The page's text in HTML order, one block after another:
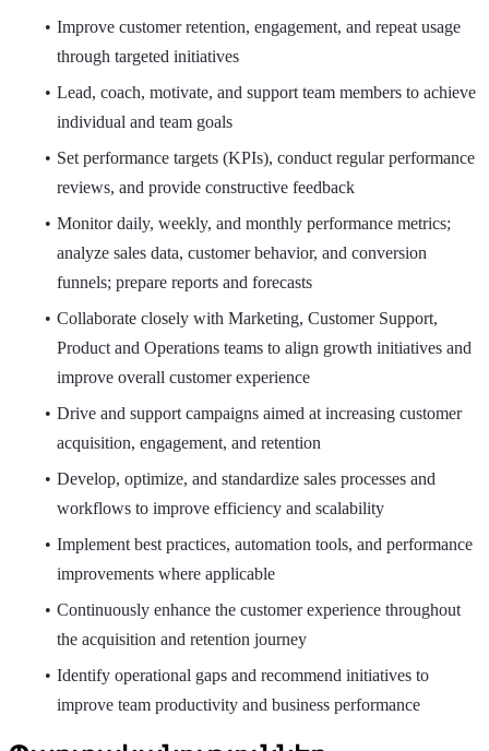
Improve customer retention, engagement, and repeat usage
through targeted initiatives
Lead, coach, motivate, and support team members to achieve
individual and team goals
Set performance targets (KPIs), conduct regular performance
reviews, and provide constructive feedback
Monitor daily, weekly, and monthly performance metrics;
analyze sales data, customer behavior, and conversion
funnels; prepare reports and forecasts
Collaborate closely with Marketing, Customer Support,
Product and Operations teams to align growth initiatives and
improve overall customer experience
Drive and support campaigns aimed at increasing customer
acquisition, engagement, and retention
Develop, optimize, and standardize sales processes and
workflows to improve efficiency and scalability
Implement best practices, automation tools, and performance
improvements where applicable
Continuously enhance the customer experience throughout
the acquisition and retention journey
Identify operational gaps and recommend initiatives to
improve team productivity and business performance